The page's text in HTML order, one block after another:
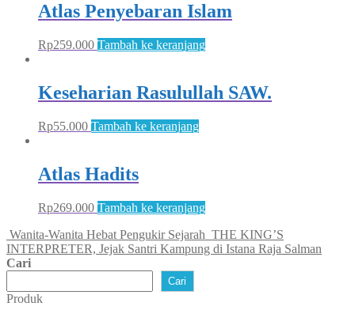
Atlas Penyebaran Islam
Rp259.000 Tambah ke keranjang
Keseharian Rasulullah SAW.
Rp55.000 Tambah ke keranjang
Atlas Hadits
Rp269.000 Tambah ke keranjang
Wanita-Wanita Hebat Pengukir Sejarah THE KING’S
INTERPRETER, Jejak Santri Kampung di Istana Raja Salman
Cari
Cari
Produk